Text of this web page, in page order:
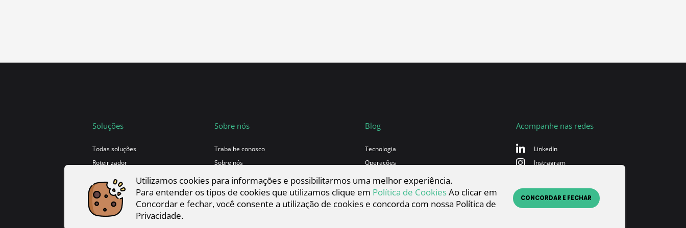
Soluções
Todas soluções
Roteirizador
Sobre nós
Trabalhe conosco
Sobre nós
Blog
Tecnologia
Operações
Cases
Materiais Gratuitos
Acompanhe nas redes
LinkedIn
Instragram
Facebook
Utilizamos cookies para informações e possibilitarmos uma melhor experiência.
Para entender os tipos de cookies que utilizamos clique em Política de CookiesAo clicar em
Concordar e fechar, você consente a utilização de cookies e concorda com nossa Política de
Privacidade.
CONCORDAR E FECHAR